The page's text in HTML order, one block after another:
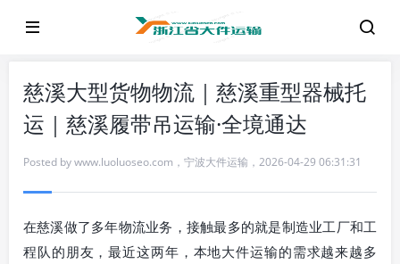
慈溪大型货物物流｜慈溪重型器械托
运｜慈溪履带吊运输·全境通达
Posted bywww.luoluoseo.com ， 宁波大件运输 ， 2026-04-29 06:31:31
在慈溪做了多年物流业务，接触最多的就是制造业工厂和工
程队的朋友，最近这两年，本地大件运输的需求越来越多